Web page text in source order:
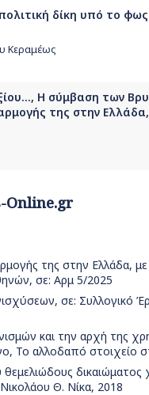
δίκη υπό το
Κεραμέως
Η σύμβαση των
της στην
Online.gr
της στην Ελλάδα,
σε: Αρμ 5/2025
σε: Συλλογικό
και την αρχή της
Το αλλοδαπό στοιχείο
δικαιώματος
Θ. Νίκα, 2018